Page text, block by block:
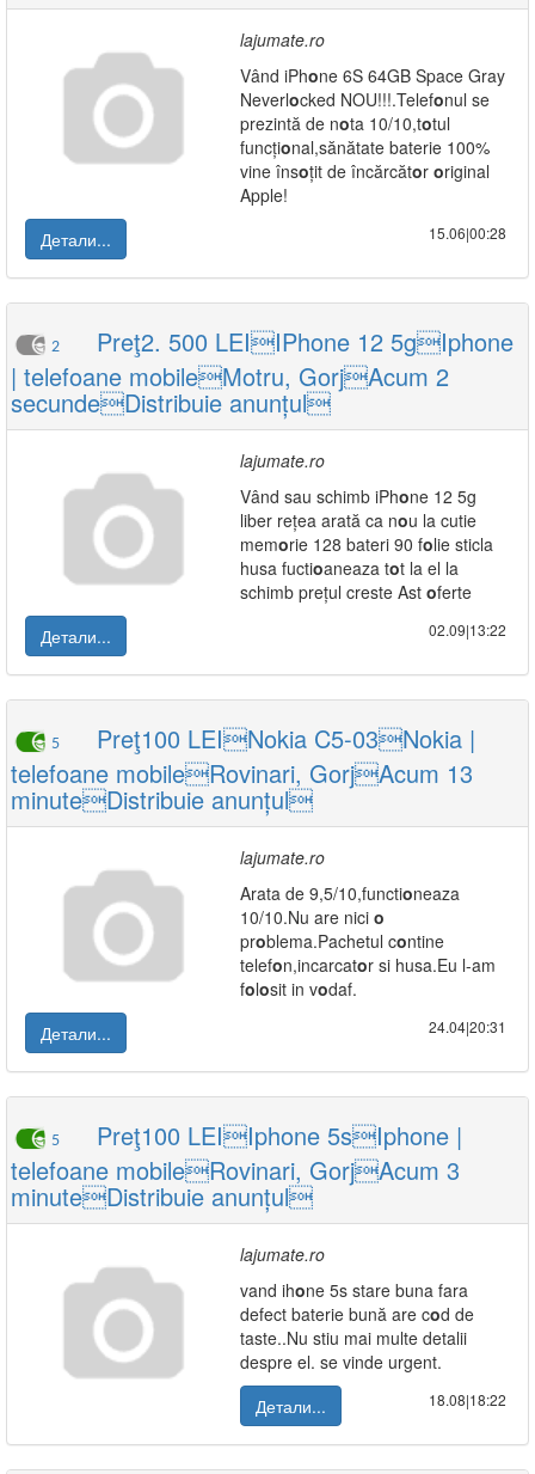
lajumate.ro
Vând iPhone 6S 64GB Space Gray
Neverlocked NOU!!!.Telefonul se
prezintă de nota 10/10,totul
funcțional,sănătate baterie 100%
vine însoțit de încărcător original
Apple!
Детали...
15.06|00:28
2
Preţ2. 500 LEIIPhone 12 5gIphone
| telefoane mobileMotru, GorjAcum 2
secundeDistribuie anunțul
lajumate.ro
Vând sau schimb iPhone 12 5g
liber rețea arată ca nou la cutie
memorie 128 bateri 90 folie sticla
husa fuctioaneaza tot la el la
schimb prețul creste Ast oferte
Детали...
02.09|13:22
5
Preţ100 LEINokia C5-03Nokia |
telefoane mobileRovinari, GorjAcum 13
minuteDistribuie anunțul
lajumate.ro
Arata de 9,5/10,functioneaza
10/10.Nu are nici o
problema.Pachetul contine
telefon,incarcator si husa.Eu l-am
folosit in vodaf.
Детали...
24.04|20:31
5
Preţ100 LEIIphone 5sIphone |
telefoane mobileRovinari, GorjAcum 3
minuteDistribuie anunțul
lajumate.ro
vand ihone 5s stare buna fara
defect baterie bună are cod de
taste..Nu stiu mai multe detalii
despre el. se vinde urgent.
Детали...
18.08|18:22